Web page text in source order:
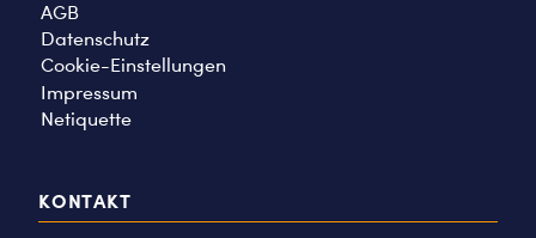
AGB
Datenschutz
Cookie-Einstellungen
Impressum
Netiquette
KONTAKT